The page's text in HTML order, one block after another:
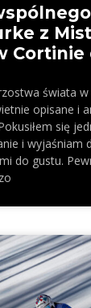
z
Cortinie
świata w
opisane i
się
i wyjaśniam
do gustu.